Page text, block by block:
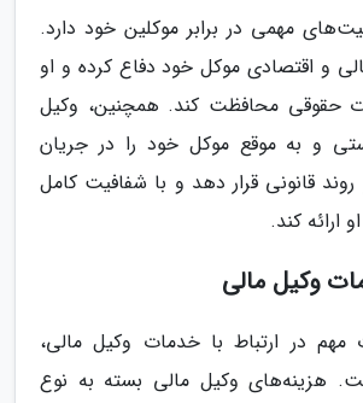
مهمی در برابر موکلین خود دارد.
و اقتصادی موکل خود دفاع کرده و او
حقوقی محافظت کند. همچنین، وکیل
و به موقع موکل خود را در جریان
قانونی قرار دهد و با شفافیت کامل
ارائه کند.
وکیل مالی
در ارتباط با خدمات وکیل مالی،
هزینه‌های وکیل مالی بسته به نوع